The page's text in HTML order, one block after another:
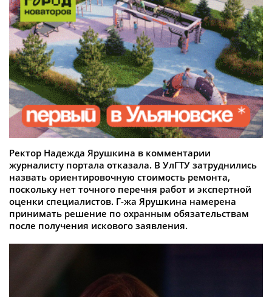
Ректор Надежда Ярушкина в комментарии
журналисту портала отказала. В УлГТУ затруднились
назвать ориентировочную стоимость ремонта,
поскольку нет точного перечня работ и экспертной
оценки специалистов. Г-жа Ярушкина намерена
принимать решение по охранным обязательствам
после получения искового заявления.